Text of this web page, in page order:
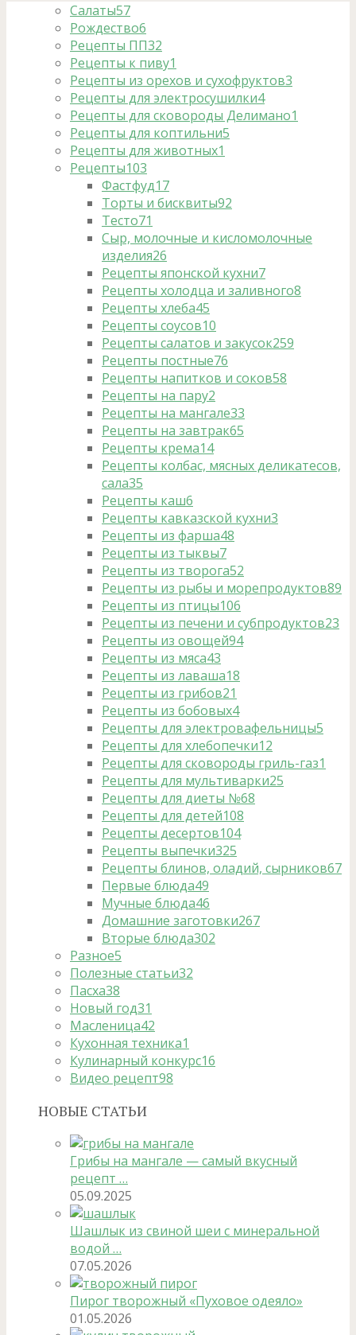
Салаты57
Рождество6
Рецепты ПП32
Рецепты к пиву1
Рецепты из орехов и сухофруктов3
Рецепты для электросушилки4
Рецепты для сковороды Делимано1
Рецепты для коптильни5
Рецепты для животных1
Рецепты103
Фастфуд17
Торты и бисквиты92
Тесто71
Сыр, молочные и кисломолочные
изделия26
Рецепты японской кухни7
Рецепты холодца и заливного8
Рецепты хлеба45
Рецепты соусов10
Рецепты салатов и закусок259
Рецепты постные76
Рецепты напитков и соков58
Рецепты на пару2
Рецепты на мангале33
Рецепты на завтрак65
Рецепты крема14
Рецепты колбас, мясных деликатесов,
сала35
Рецепты каш6
Рецепты кавказской кухни3
Рецепты из фарша48
Рецепты из тыквы7
Рецепты из творога52
Рецепты из рыбы и морепродуктов89
Рецепты из птицы106
Рецепты из печени и субпродуктов23
Рецепты из овощей94
Рецепты из мяса43
Рецепты из лаваша18
Рецепты из грибов21
Рецепты из бобовых4
Рецепты для электровафельницы5
Рецепты для хлебопечки12
Рецепты для сковороды гриль-газ1
Рецепты для мультиварки25
Рецепты для диеты №68
Рецепты для детей108
Рецепты десертов104
Рецепты выпечки325
Рецепты блинов, оладий, сырников67
Первые блюда49
Мучные блюда46
Домашние заготовки267
Вторые блюда302
Разное5
Полезные статьи32
Пасха38
Новый год31
Масленица42
Кухонная техника1
Кулинарный конкурс16
Видео рецепт98
НОВЫЕ СТАТЬИ
Грибы на мангале — самый вкусный
рецепт …
05.09.2025
Шашлык из свиной шеи с минеральной
водой …
07.05.2026
Пирог творожный «Пуховое одеяло»
01.05.2026